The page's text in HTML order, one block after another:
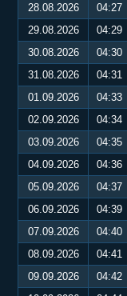
28.08.2026
04:27
29.08.2026
04:29
30.08.2026
04:30
31.08.2026
04:31
01.09.2026
04:33
02.09.2026
04:34
03.09.2026
04:35
04.09.2026
04:36
05.09.2026
04:37
06.09.2026
04:39
07.09.2026
04:40
08.09.2026
04:41
09.09.2026
04:42